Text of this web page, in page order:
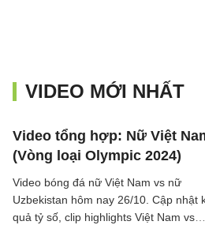
VIDEO MỚI NHẤT
Video tổng hợp: Nữ Việt
(Vòng loại Olympic 2024)
Video bóng đá nữ Việt Nam vs nữ
Uzbekistan hôm nay 26/10. Cập nhật
quả tỷ số, clip highlights Việt Nam vs